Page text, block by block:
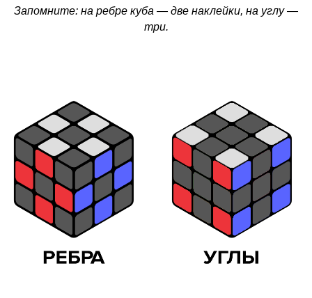
Запомните: на ребре куба — две наклейки, на углу —
три.